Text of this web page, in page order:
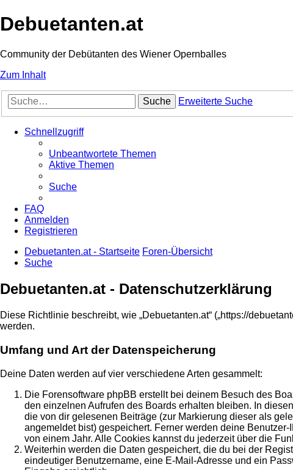
Debuetanten.at
Community der Debütanten des Wiener Opernballes
Zum Inhalt
Suche Erweiterte Suche
Schnellzugriff
Unbeantwortete Themen
Aktive Themen
Suche
FAQ
Anmelden
Registrieren
Debuetanten.at - Startseite Foren-Übersicht
Suche
Debuetanten.at - Datenschutzerklärung
Diese Richtlinie beschreibt, wie „Debuetanten.at“ („https://
werden.
Umfang und Art der Datenspeicherung
Deine Daten werden auf vier verschiedene Arten gesammelt:
Die Forensoftware phpBB erstellt bei deinem Besuch des
den einzelnen Aufrufen des Boards erhalten bleiben. In
die von dir gelesenen Beiträge (zur Markierung dieser als
angemeldet bist) gespeichert. Ferner werden deine
von einem Jahr. Alle Cookies kannst du jederzeit über die
Weiterhin werden die Daten gespeichert, die du bei der
eindeutiger Benutzername, eine E-Mail-Adresse und ein